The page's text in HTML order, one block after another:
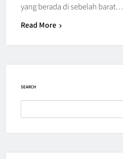
yang berada di sebelah barat…
Read More
SEARCH